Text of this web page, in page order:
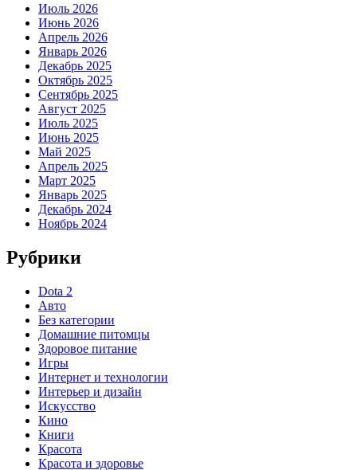
Июль 2026
Июнь 2026
Апрель 2026
Январь 2026
Декабрь 2025
Октябрь 2025
Сентябрь 2025
Август 2025
Июль 2025
Июнь 2025
Май 2025
Апрель 2025
Март 2025
Январь 2025
Декабрь 2024
Ноябрь 2024
Рубрики
Dota 2
Авто
Без категории
Домашние питомцы
Здоровое питание
Игры
Интернет и технологии
Интерьер и дизайн
Искусство
Кино
Книги
Красота
Красота и здоровье